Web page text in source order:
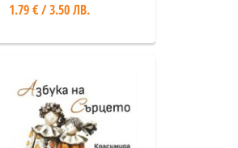
1.79 € / 3.50 ЛВ.